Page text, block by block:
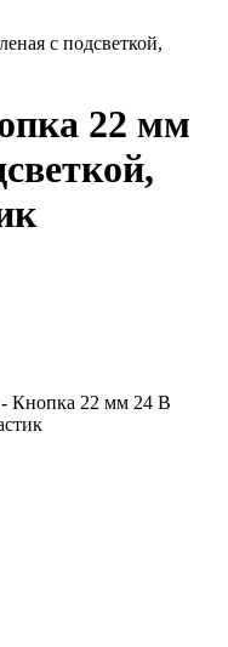
с подсветкой,
22 мм
Кнопка 22 мм 24 В